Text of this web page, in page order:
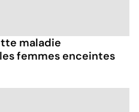
maladie
femmes enceintes